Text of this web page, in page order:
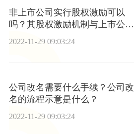
非上市公司实行股权激励可以
吗？其股权激励机制与上市公司
2022-11-29 09:03:24
公司改名需要什么手续？公司改
名的流程示意是什么？
2022-11-29 09:03:24